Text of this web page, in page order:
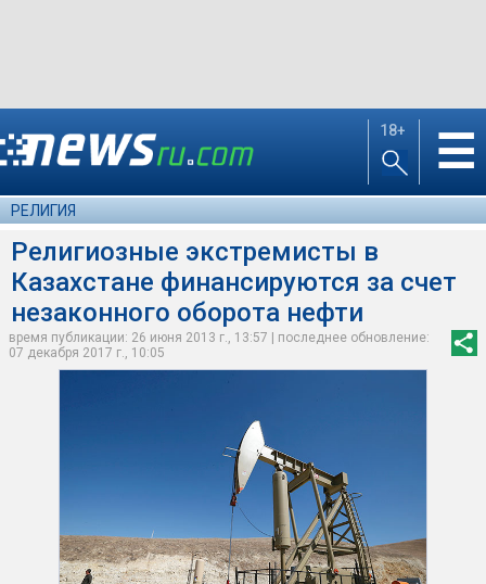
18+ ☰
РЕЛИГИЯ
Религиозные экстремисты в
Казахстане финансируются за счет
незаконного оборота нефти
время публикации: 26 июня 2013 г., 13:57 | последнее обновление:
07 декабря 2017 г., 10:05